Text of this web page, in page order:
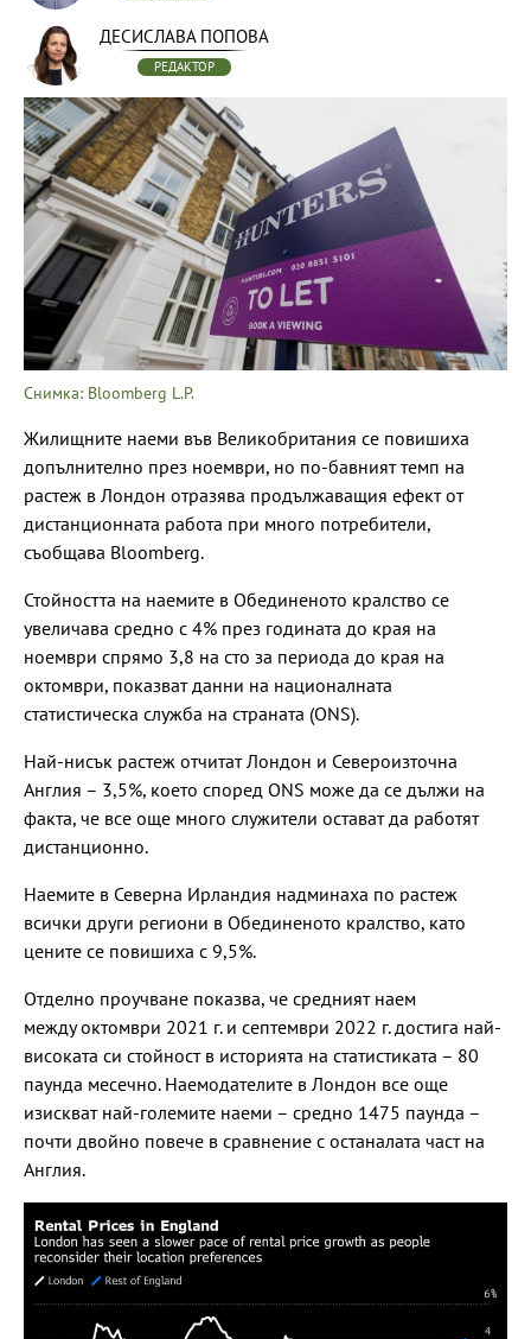
ДЕСИСЛАВА ПОПОВА
РЕДАКТОР
Снимка: Bloomberg L.P.
Жилищните наеми във Великобритания се повишиха
допълнително през ноември, но по-бавният темп на
растеж в Лондон отразява продължаващия ефект от
дистанционната работа при много потребители,
съобщава Bloomberg.
Стойността на наемите в Обединеното кралство се
увеличава средно с 4% през годината до края на
ноември спрямо 3,8 на сто за периода до края на
октомври, показват данни на националната
статистическа служба на страната (ONS).
Най-нисък растеж отчитат Лондон и Североизточна
Англия – 3,5%, което според ONS може да се дължи на
факта, че все още много служители остават да работят
дистанционно.
Наемите в Северна Ирландия надминаха по растеж
всички други региони в Обединеното кралство, като
цените се повишиха с 9,5%.
Отделно проучване показва, че средният наем
между октомври 2021 г. и септември 2022 г. достига най-
високата си стойност в историята на статистиката – 80
паунда месечно. Наемодателите в Лондон все още
изискват най-големите наеми – средно 1475 паунда –
почти двойно повече в сравнение с останалата част на
Англия.